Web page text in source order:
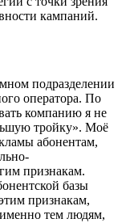
кампаний.
подразделении
оператора. По
компанию я не
тройку». Моё
абонентам,
признакам.
базы
признакам,
тем людям,